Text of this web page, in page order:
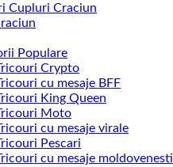
Cupluri Craciun
Populare
Crypto
cu mesaje BFF
King Queen
Moto
cu mesaje virale
Pescari
cu mesaje moldovenesti